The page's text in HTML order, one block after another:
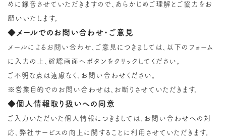
めに録音させていただきますので、あらかじめご理解とご協力をお
願いいたします。
◆メールでのお問い合わせ・ご意見
メールによるお問い合わせ、ご意見につきましては、以下のフォーム
に入力の上、確認画面へボタンをクリックしてください。
ご不明な点は遠慮なく、お問い合わせください。
※営業目的でのお問い合わせは、お断りさせていただきます。
◆個人情報取り扱いへの同意
ご入力いただいた個人情報につきましては、お問い合わせへの対
応、弊社サービスの向上に関することに利用させていただきます。